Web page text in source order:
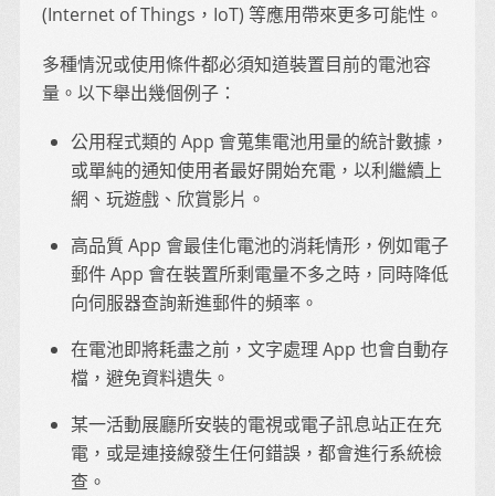
(Internet of Things，IoT) 等應用帶來更多可能性。
多種情況或使用條件都必須知道裝置目前的電池容
量。以下舉出幾個例子：
公用程式類的 App 會蒐集電池用量的統計數據，
或單純的通知使用者最好開始充電，以利繼續上
網、玩遊戲、欣賞影片。
高品質 App 會最佳化電池的消耗情形，例如電子
郵件 App 會在裝置所剩電量不多之時，同時降低
向伺服器查詢新進郵件的頻率。
在電池即將耗盡之前，文字處理 App 也會自動存
檔，避免資料遺失。
某一活動展廳所安裝的電視或電子訊息站正在充
電，或是連接線發生任何錯誤，都會進行系統檢
查。